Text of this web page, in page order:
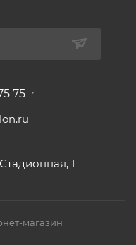
75
1
магазин